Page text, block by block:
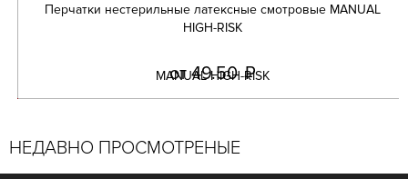
Перчатки нестерильные латексные смотровые MANUAL
HIGH-RISK
от 49.50Р
УБ.
НЕДАВНО ПРОСМОТРЕНЫЕ